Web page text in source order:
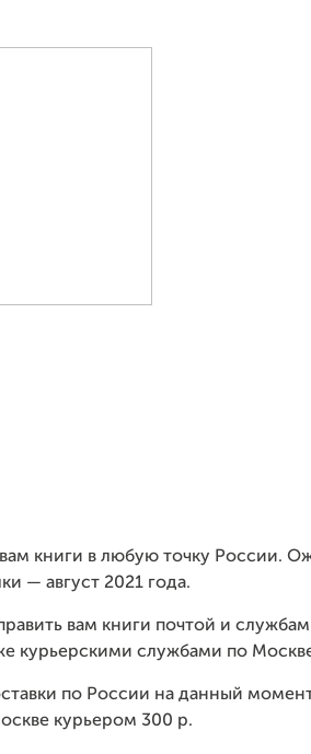
книги в любую точку России.
— август 2021 года.
вам книги почтой и
курьерскими службами по
по России на данный
курьером 300 р.